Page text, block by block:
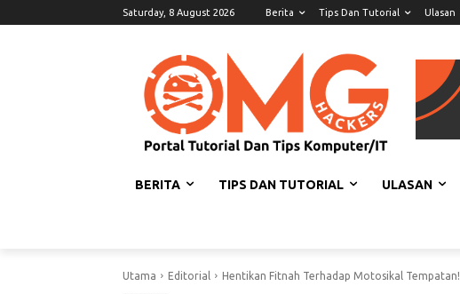
Saturday, 8 August 2026 Berita Tips Dan Tutorial Ulasan
BERITA TIPS DAN TUTORIAL ULASAN
Utama Editorial Hentikan Fitnah Terhadap Motosikal Tempatan!